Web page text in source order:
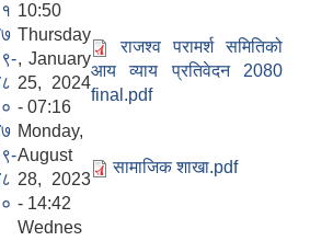
१ 10:50
७
९-
८
०
Thursday
, January
25, 2024
- 07:16
राजश्व परामर्श समितिको
आय व्याय प्रतिवेदन 2080
final.pdf
७
९-
८
०
Monday,
August
28, 2023
- 14:42
सामाजिक शाखा.pdf
Wednes